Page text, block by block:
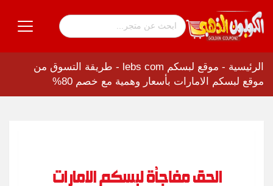
الرئيسية - موقع لبسكم lebs com - طريقة التسوق من
موقع لبسكم الامارات بأسعار وهمية مع خصم 80%